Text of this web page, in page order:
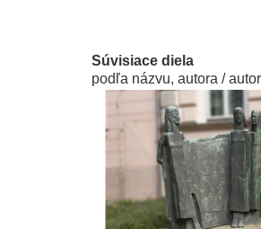
Súvisiace diela
podľa názvu, autora /